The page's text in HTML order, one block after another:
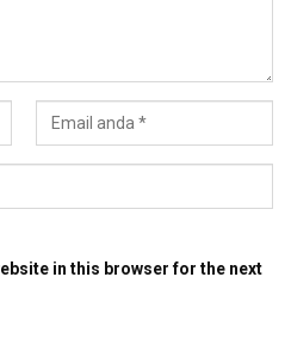
in this browser for the next